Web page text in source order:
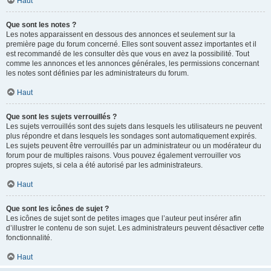
Que sont les notes ?
Les notes apparaissent en dessous des annonces et seulement sur la
première page du forum concerné. Elles sont souvent assez importantes et il
est recommandé de les consulter dès que vous en avez la possibilité. Tout
comme les annonces et les annonces générales, les permissions concernant
les notes sont définies par les administrateurs du forum.
Haut
Que sont les sujets verrouillés ?
Les sujets verrouillés sont des sujets dans lesquels les utilisateurs ne peuvent
plus répondre et dans lesquels les sondages sont automatiquement expirés.
Les sujets peuvent être verrouillés par un administrateur ou un modérateur du
forum pour de multiples raisons. Vous pouvez également verrouiller vos
propres sujets, si cela a été autorisé par les administrateurs.
Haut
Que sont les icônes de sujet ?
Les icônes de sujet sont de petites images que l’auteur peut insérer afin
d’illustrer le contenu de son sujet. Les administrateurs peuvent désactiver cette
fonctionnalité.
Haut